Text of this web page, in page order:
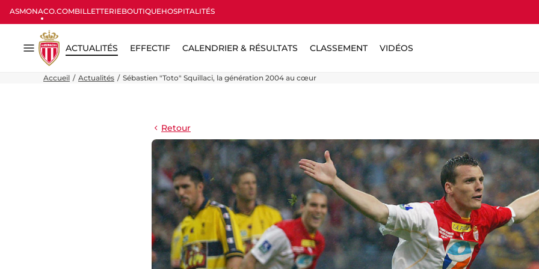
ASMONACO.COMBILLETTERIEBOUTIQUEHOSPITALITÉS
Menu
ACTUALITÉS EFFECTIF CALENDRIER & RÉSULTATS CLASSEMENT VIDÉOS
Accueil Actualités Sébastien "Toto" Squillaci, la génération 2004 au cœur
Retour